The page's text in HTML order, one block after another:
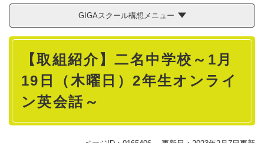
GIGAスクール構想メニュー
本
【取組紹介】二名中学校～1月
19日（木曜日）2年生オンライ
ン英会話～